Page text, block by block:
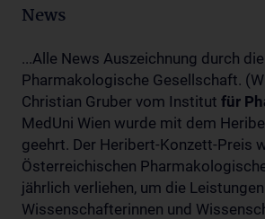
News
...Alle News Auszeichnung durch
Pharmakologische Gesellschaft.
Christian Gruber vom Institut für
MedUni Wien wurde mit dem
geehrt. Der Heribert-Konzett-Preis
Österreichischen
jährlich verliehen, um die
Wissenschafterinnen und